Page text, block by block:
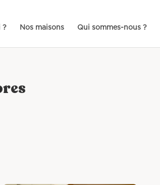
? Nos maisons Qui sommes-nous ?